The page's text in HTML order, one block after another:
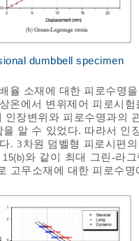
dumbbell specimen
율 소재에 대한 피로수명
온에서 변위제어 피로시
인장변위와 피로수명과의
알 수 있었다. 따라서
. 3차원 덤벨형 피로시편
15(b)와 같이 최대 그린-라
고무소재에 대한 피로수